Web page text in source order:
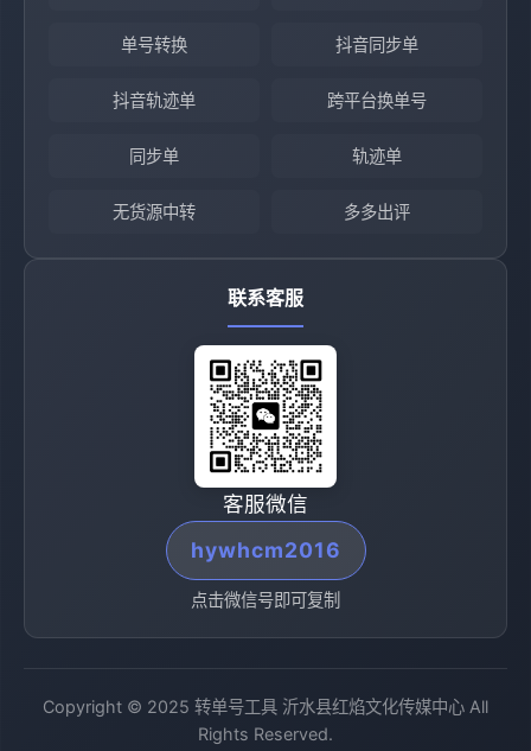
单号转换 抖音同步单
抖音轨迹单 跨平台换单号
同步单 轨迹单
无货源中转 多多出评
联系客服
客服微信
hywhcm2016
点击微信号即可复制
Copyright © 2025 转单号工具 沂水县红焰文化传媒中心 All
Rights Reserved.